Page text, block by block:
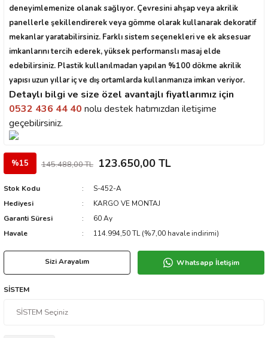
deneyimlemenize olanak sağlıyor. Çevresini ahşap veya akrilik
panellerle şekillendirerek veya gömme olarak kullanarak dekoratif
mekanlar yaratabilirsiniz. Farklı sistem seçenekleri ve ek aksesuar
imkanlarını tercih ederek, yüksek performanslı masaj elde
edebilirsiniz. Plastik kullanılmadan yapılan %100 dökme akrilik
yapısı uzun yıllar iç ve dış ortamlarda kullanmanıza imkan veriyor.
Detaylı bilgi ve size özel avantajlı fiyatlarımız için
0532 436 44 40 nolu destek hatımızdan iletişime
geçebilirsiniz.
%15 145.488,00 TL 123.650,00 TL
Stok Kodu
S-452-A
Hediyesi
KARGO VE MONTAJ
Garanti Süresi
60 Ay
Havale
114.994,50 TL (%7,00 havale indirimi)
Sizi Arayalım Whatsapp İletişim
SİSTEM